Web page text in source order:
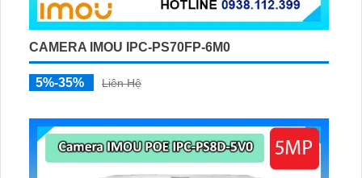
CAMERA IMOU IPC-PS70FP-6M0
5%-35% Liên Hệ